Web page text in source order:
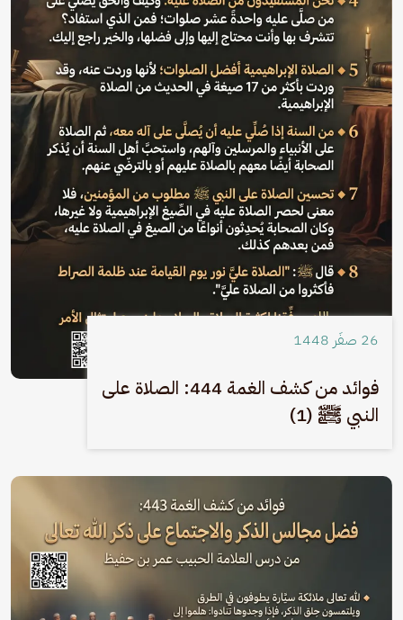
26 صفَر 1448
فوائد من كشف الغمة 444: الصلاة على
النبي ﷺ (1)
الصورة